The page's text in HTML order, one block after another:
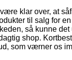
klar over, at
til salg for
så kunne
shop.
som værner os